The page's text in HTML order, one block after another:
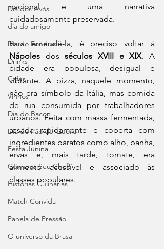
Dia dos Avós
dia do amigo
Dia do Fondue
Drinks
Cafés
Vinhos
Dia do Bacon
Dia do Pão de Queijo
Festa Junina
Conheça Seu Chef!
Histórias Culinárias
Match Convida
Panela de Pressão
O universo da Brasa
nacional e uma narrativa
cuidadosamente preservada.
Nápoles dos séculos XVIII e XIX. A
cidade era populosa, desigual e
vibrante. A pizza, naquele momento,
não era símbolo da Itália, mas comida
de rua consumida por trabalhadores
urbanos. Feita com massa fermentada,
assada rapidamente e coberta com
ingredientes baratos como alho, banha,
ervas e, mais tarde, tomate, era
alimento acessível e associado às
classes populares.